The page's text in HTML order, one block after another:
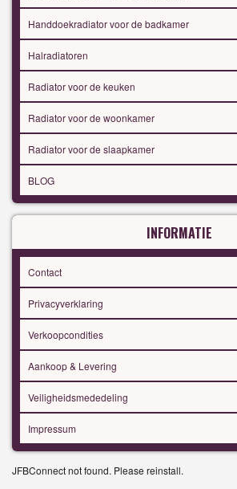
Handdoekradiator voor de badkamer
Halradiatoren
Radiator voor de keuken
Radiator voor de woonkamer
Radiator voor de slaapkamer
BLOG
INFORMATIE
Contact
Privacyverklaring
Verkoopcondities
Aankoop & Levering
Veiligheidsmededeling
Impressum
JFBConnect not found. Please reinstall.